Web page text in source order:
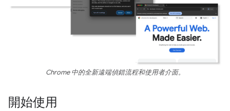
Chrome 中的全新遠端偵錯流程和使用者介面。
開始使用